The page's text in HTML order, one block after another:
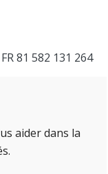
81 582 131 264
aider dans la